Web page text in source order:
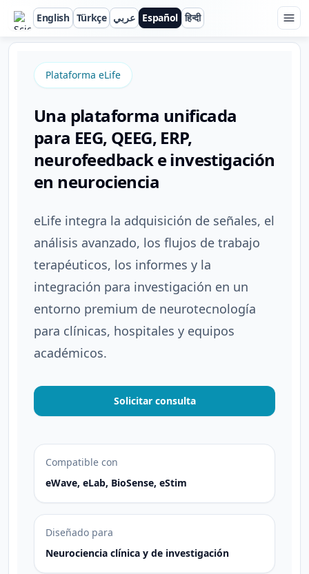
ScienceBeam
English Türkçe عربي Español हिन्दी
Plataforma eLife
Una plataforma unificada
para EEG, QEEG, ERP,
neurofeedback e investigación
en neurociencia
eLife integra la adquisición de señales, el
análisis avanzado, los flujos de trabajo
terapéuticos, los informes y la
integración para investigación en un
entorno premium de neurotecnología
para clínicas, hospitales y equipos
académicos.
Solicitar consulta
Compatible con
eWave, eLab, BioSense, eStim
Diseñado para
Neurociencia clínica y de investigación